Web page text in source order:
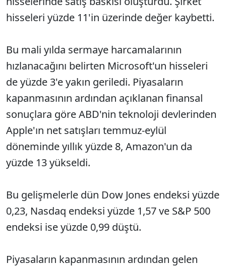
hisseleri yüzde 11'in üzerinde değer kaybetti.
Bu mali yılda sermaye harcamalarının
hızlanacağını belirten Microsoft'un hisseleri
de yüzde 3'e yakın geriledi. Piyasaların
kapanmasının ardından açıklanan finansal
sonuçlara göre ABD'nin teknoloji devlerinden
Apple'ın net satışları temmuz-eylül
döneminde yıllık yüzde 8, Amazon'un da
yüzde 13 yükseldi.
Bu gelişmelerle dün Dow Jones endeksi yüzde
0,23, Nasdaq endeksi yüzde 1,57 ve S&P 500
endeksi ise yüzde 0,99 düştü.
Piyasaların kapanmasının ardından gelen